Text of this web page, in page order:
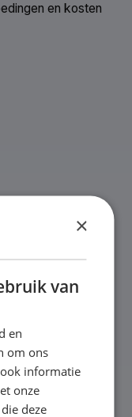
en kosten
×
van
en
om ons
informatie
onze
deze